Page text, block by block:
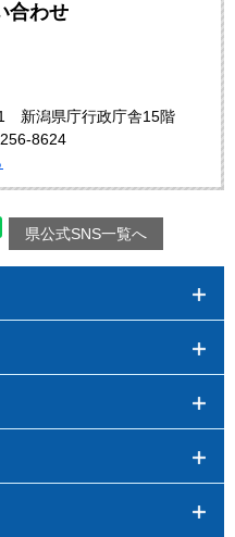
合わせ
新潟県庁行政庁舎15階
8624
県公式SNS一覧へ